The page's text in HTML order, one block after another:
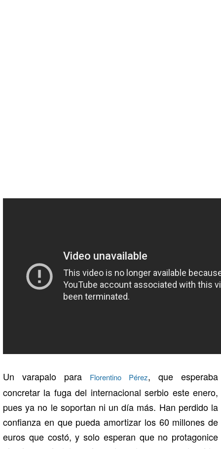
Un varapalo para Florentino Pérez, que esperaba
concretar la fuga del internacional serbio este enero,
pues ya no le soportan ni un día más. Han perdido la
confianza en que pueda amortizar los 60 millones de
euros que costó, y solo esperan que no protagonice